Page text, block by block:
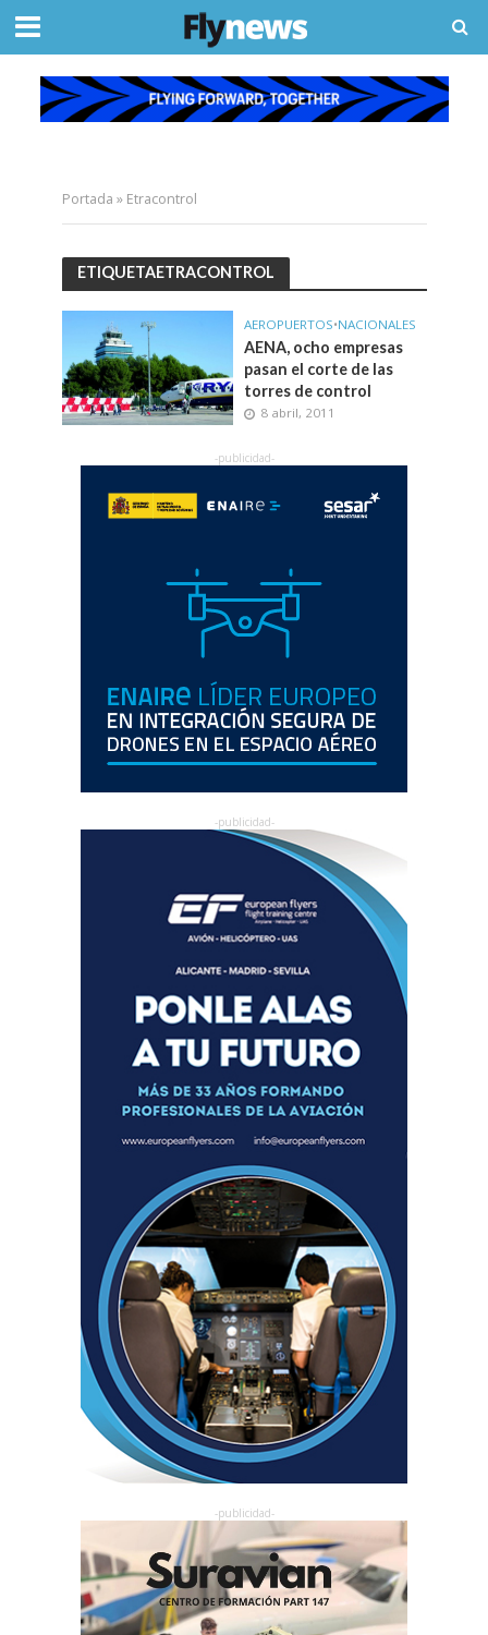
Portada » Etracontrol
ETIQUETAETRACONTROL
AEROPUERTOS•NACIONALES
AENA, ocho empresas
pasan el corte de las
torres de control
8 abril, 2011